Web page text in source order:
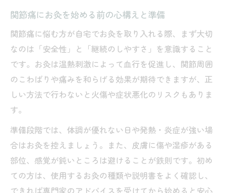
関節痛セルフケアに不可欠なお灸の注意事
お灸を安全に使うための温度・時間の目安
敏感肌や高齢者向けお灸の安全な実践方法
お灸を避けるべき場所とその理由を解説
痛み緩和へ導く関節用ツボとお灸の知識
法
膝や指の関節痛に選ばれるお灸の代表的ツ
ボ
お灸をすえるべき位置とツボの探し方ガイ
関節痛にお灸を始める前の心構えと準備
関節痛に悩む方が自宅でお灸を取り入れる際、まず大切
なのは「安全性」と「継続のしやすさ」を意識すること
です。お灸は温熱刺激によって血行を促進し、関節周囲
のこわばりや痛みを和らげる効果が期待できますが、正
しい方法で行わないと火傷や症状悪化のリスクもありま
す。
準備段階では、体調が優れない日や発熱・炎症が強い場
合はお灸を控えましょう。また、皮膚に傷や湿疹がある
部位、感覚が鈍いところは避けることが鉄則です。初め
ての方は、使用するお灸の種類や説明書をよく確認し、